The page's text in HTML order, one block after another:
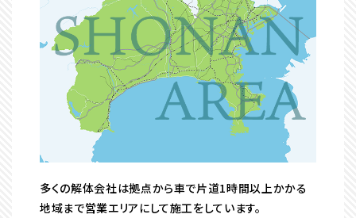
多くの解体会社は拠点から車で片道1時間以上かかる
地域まで営業エリアにして施工をしています。